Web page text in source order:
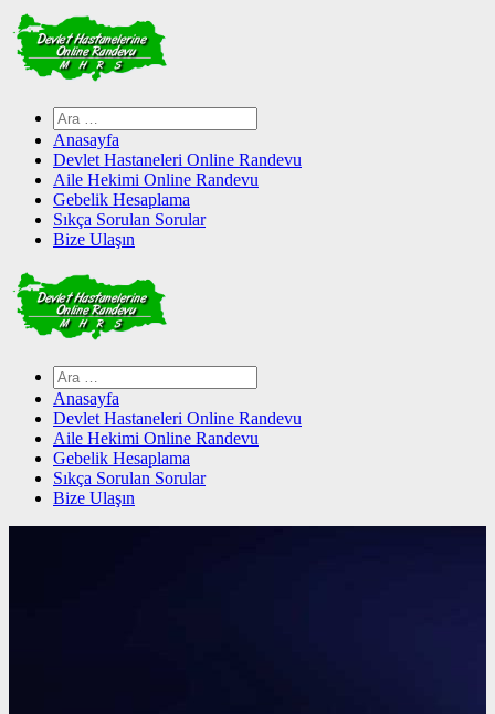
Skip
to
content
Arama:
Anasayfa
Devlet Hastaneleri Online Randevu
Aile Hekimi Online Randevu
Gebelik Hesaplama
Sıkça Sorulan Sorular
Bize Ulaşın
Arama:
Anasayfa
Devlet Hastaneleri Online Randevu
Aile Hekimi Online Randevu
Gebelik Hesaplama
Sıkça Sorulan Sorular
Bize Ulaşın